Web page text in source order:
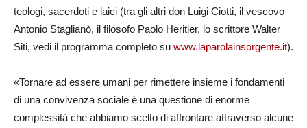
teologi, sacerdoti e laici (tra gli altri don Luigi Ciotti, il vescovo
Antonio Staglianò, il filosofo Paolo Heritier, lo scrittore Walter
Siti, vedi il programma completo su www.laparolainsorgente.it).
«Tornare ad essere umani per rimettere insieme i fondamenti
di una convivenza sociale è una questione di enorme
complessità che abbiamo scelto di affrontare attraverso alcune